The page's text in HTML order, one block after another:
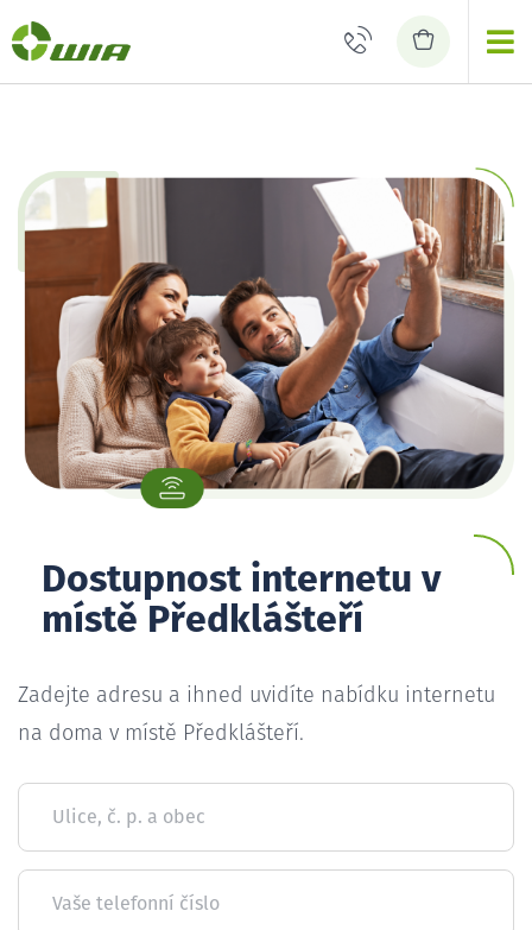
Dostupnost internetu v
místě Předklášteří
Zadejte adresu a ihned uvidíte nabídku internetu
na doma v místě Předklášteří.
Ulice, č. p. a obec
Vaše telefonní číslo